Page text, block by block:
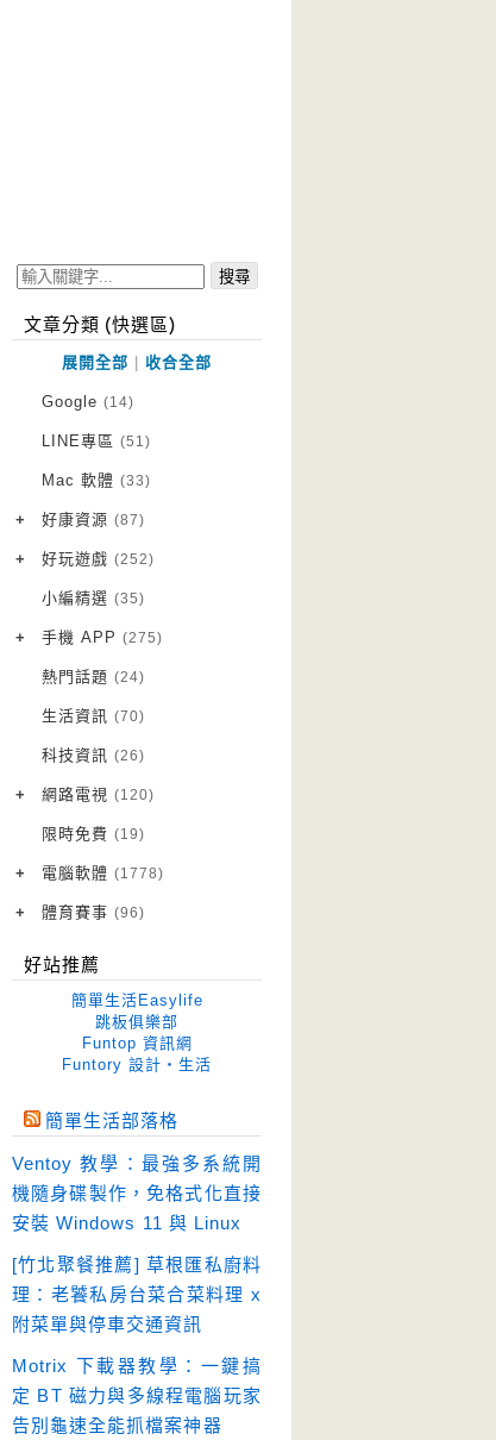
文章分類 (快選區)
展開全部 收合全部
Google (14)
LINE專區 (51)
Mac 軟體 (33)
+ 好康資源 (87)
VPN 翻牆
免費資源
字體下載
網站推薦
+ 好玩遊戲 (252)
Android 遊戲
iOS 遊戲
網頁遊戲
電腦遊戲
小編精選 (35)
+ 手機 APP (275)
Android 軟體
iOS 軟體
Root 相關
越獄JB
熱門話題 (24)
生活資訊 (70)
科技資訊 (26)
+ 網路電視 (120)
電視影集
電視節目
限時免費 (19)
+ 電腦軟體 (1778)
作業系統
優化軟體 (38)
光碟工具 (33)
免安裝 (641)
即時通訊 (23)
壓縮軟體 (9)
安全防護 (55)
影音播放 (51)
影音轉檔 (81)
教育學習 (23)
文書工具 (91)
+ 體育賽事 (96)
好站推薦
簡單生活Easylife
跳板俱樂部
Funtop 資訊網
Funtory 設計‧生活
簡單生活部落格
Ventoy 教學：最強多系統開
機隨身碟製作，免格式化直接
安裝 Windows 11 與 Linux
[竹北聚餐推薦] 草根匯私廚料
理：老饕私房台菜合菜料理 x
附菜單與停車交通資訊
Motrix 下載器教學：一鍵搞
定 BT 磁力與多線程電腦玩家
告別龜速全能抓檔案神器